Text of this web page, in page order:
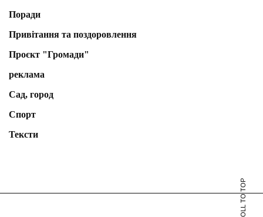
Поради
Привітання та поздоровлення
Проєкт "Громади"
реклама
Сад, город
Спорт
Тексти
SCROLL TO TOP